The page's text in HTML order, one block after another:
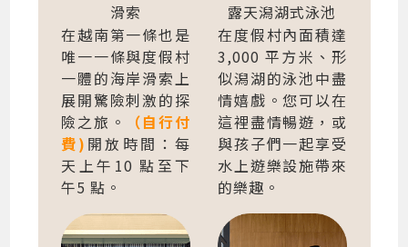
滑索
在越南第一條也是
唯一一條與度假村
一體的海岸滑索上
展開驚險刺激的探
險之旅。
（自行付
費) 開放時間：每
天上午10 點至下
午5 點。
露天潟湖式泳池
在度假村內面積達
3,000 平方米、形
似潟湖的泳池中盡
情嬉戲。您可以在
這裡盡情暢遊，或
與孩子們一起享受
水上遊樂設施帶來
的樂趣。